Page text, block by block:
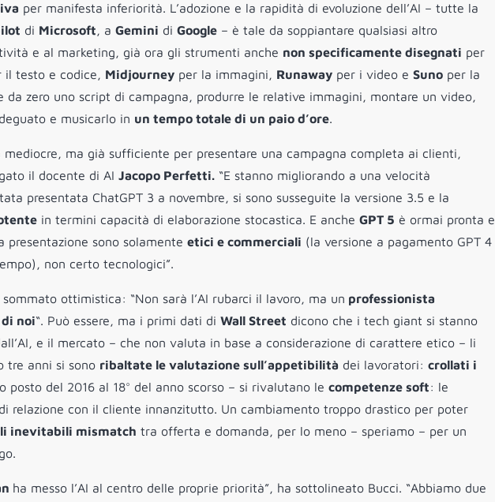
per manifesta inferiorità. L’adozione e la rapidità di evoluzione dell’AI – tutte la
di Microsoft, a Gemini di Google – è tale da soppiantare qualsiasi altro
e al marketing, già ora gli strumenti anche non specificamente disegnati per
il testo e codice, Midjourney per la immagini, Runaway per i video e Suno per la
da zero uno script di campagna, produrre le relative immagini, montare un video,
e musicarlo in un tempo totale di un paio d’ore.
ma già sufficiente per presentare una campagna completa ai clienti,
il docente di AI Jacopo Perfetti. “E stanno migliorando a una velocità
presentata ChatGPT 3 a novembre, si sono susseguite la versione 3.5 e la
in termini capacità di elaborazione stocastica. E anche GPT 5 è ormai pronta e
presentazione sono solamente etici e commerciali (la versione a pagamento GPT 4
non certo tecnologici”.
ottimistica: “Non sarà l’AI rubarci il lavoro, ma un professionista
di noi“. Può essere, ma i primi dati di Wall Street dicono che i tech giant si stanno
e il mercato – che non valuta in base a considerazione di carattere etico – li
tre anni si sono ribaltate le valutazione sull’appetibilità dei lavoratori: crollati i
posto del 2016 al 18° del anno scorso – si rivalutano le competenze soft: le
relazione con il cliente innanzitutto. Un cambiamento troppo drastico per poter
inevitabili mismatch tra offerta e domanda, per lo meno – speriamo – per un
ha messo l’AI al centro delle proprie priorità”, ha sottolineato Bucci. “Abbiamo due